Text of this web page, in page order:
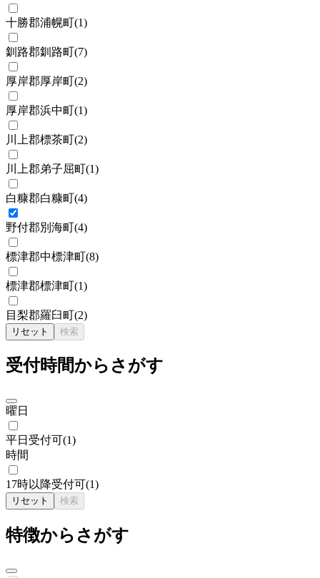
十勝郡浦幌町(1)
釧路郡釧路町(7)
厚岸郡厚岸町(2)
厚岸郡浜中町(1)
川上郡標茶町(2)
川上郡弟子屈町(1)
白糠郡白糠町(4)
野付郡別海町(4)
標津郡中標津町(8)
標津郡標津町(1)
目梨郡羅臼町(2)
リセット 検索
受付時間からさがす
曜日
平日受付可(1)
時間
17時以降受付可(1)
リセット 検索
特徴からさがす